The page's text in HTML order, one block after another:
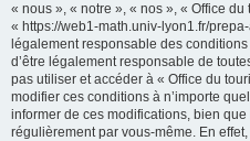
« nous », « notre », « nos », « Office
« https://web1-math.univ-lyon1.fr/
légalement responsable des
d’être légalement responsable de
pas utiliser et accéder à « Office du
modifier ces conditions à n’importe
informer de ces modifications, bien
régulièrement par vous-même. En